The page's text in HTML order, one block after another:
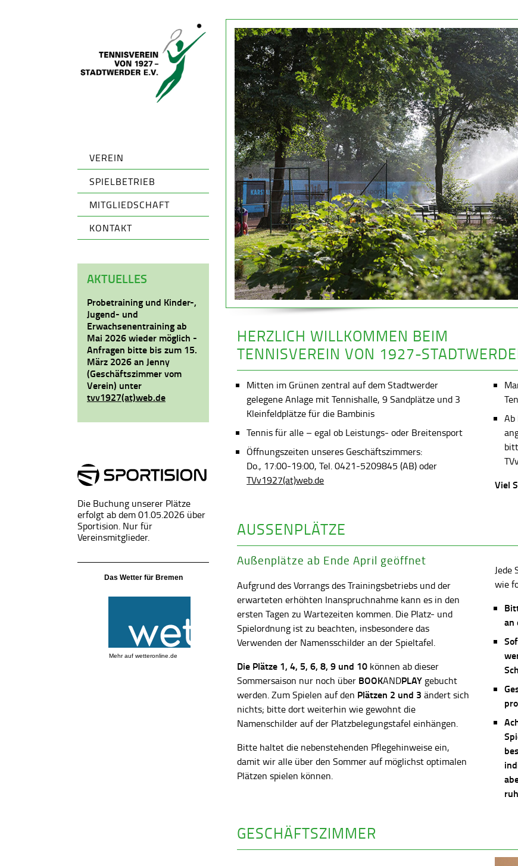
VEREIN
SPIELBETRIEB
MITGLIEDSCHAFT
KONTAKT
AKTUELLES
Probetraining und Kinder-,
Jugend- und
Erwachsenentraining ab
Mai 2026 wieder möglich -
Anfragen bitte bis zum 15.
März 2026 an Jenny
(Geschäftszimmer vom
Verein) unter
tvv1927(at)web.de
Die Buchung unserer Plätze
erfolgt ab dem 01.05.2026 über
Sportision. Nur für
Vereinsmitglieder.
Das Wetter für Bremen
Mehr auf wetteronline.de
HERZLICH WILLKOMMEN BEIM
TENNISVEREIN VON 1927-
Mitten im Grünen zentral auf dem Stadtwerder
gelegene Anlage mit Tennishalle, 9 Sandplätze und 3
Kleinfeldplätze für die Bambinis
Tennis für alle – egal ob Leistungs- oder Breitensport
Öffnungszeiten unseres Geschäftszimmers:
Do., 17:00-19:00, Tel. 0421-5209845 (AB) oder
TVv1927(at)web.de
Ab
Viel
AUSSENPLÄTZE
Außenplätze ab Ende April geöffnet
Aufgrund des Vorrangs des Trainingsbetriebs und der
erwarteten erhöhten Inanspruchnahme kann es in den
ersten Tagen zu Wartezeiten kommen. Die Platz- und
Spielordnung ist zu beachten, insbesondere das
Verwenden der Namensschilder an der Spieltafel.
Die Plätze 1, 4, 5, 6, 8, 9 und 10 können ab dieser
Sommersaison nur noch über BOOKANDPLAY gebucht
werden. Zum Spielen auf den Plätzen 2 und 3 ändert sich
nichts; bitte dort weiterhin wie gewohnt die
Namenschilder auf der Platzbelegungstafel einhängen.
Bitte haltet die nebenstehenden Pflegehinweise ein,
damit wir alle über den Sommer auf möglichst optimalen
Plätzen spielen können.
Jede
wie
an
GESCHÄFTSZIMMER